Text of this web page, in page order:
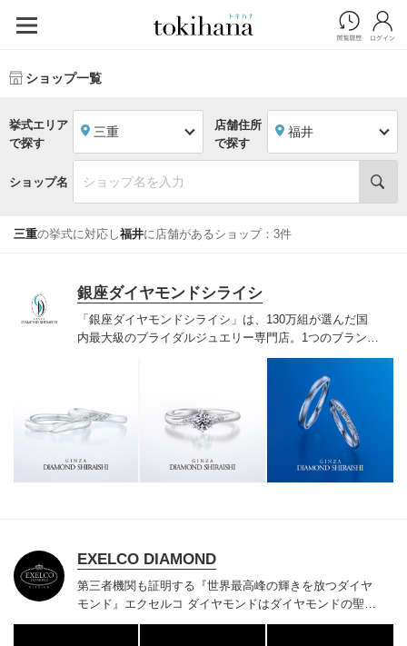
ショップ一覧
挙式エリア
で探す
三重
店舗住所
で探す
福井
ショップ名
三重の挙式に対応し福井に店舗があるショップ：3件
銀座ダイヤモンドシライシ
「銀座ダイヤモンドシライシ」は、130万組が選んだ国
内最大級のブライダルジュエリー専門店。1つのブランド
では国内最大級の700種類以上の豊富なデザインを取り
揃え、ふたりの「似合う」と「好き」を同時に叶えた満
足の選択ができる指輪をご提案しています。多くのお客
様にご満足いただけている、一生身に着けるための指輪
のクオリティや購入後のアフターサービスをぜひ一度店
頭でお確かめください。
EXELCO DIAMOND
第三者機関も証明する『世界最高峰の輝きを放つダイヤ
モンド』 エクセルコ ダイヤモンドはダイヤモンドの聖地
ベルギー発祥で200年以上の歴史がある真のカッターズ